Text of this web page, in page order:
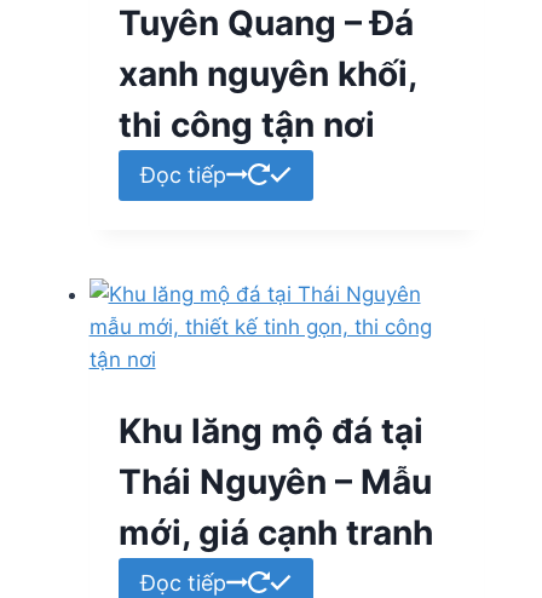
Tuyên Quang – Đá
xanh nguyên khối,
thi công tận nơi
Đọc tiếp
Khu lăng mộ đá tại
Thái Nguyên – Mẫu
mới, giá cạnh tranh
Đọc tiếp